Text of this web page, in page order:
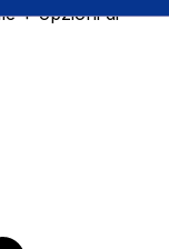
+ opzioni di